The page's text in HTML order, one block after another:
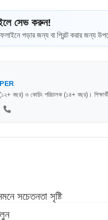
সেভ করুন!
পড়ার জন্য বা প্রিন্ট করার জন্য
ও কোচিং পরিচালক (১৪+ বছর)।
সচেতনতা সৃষ্টি